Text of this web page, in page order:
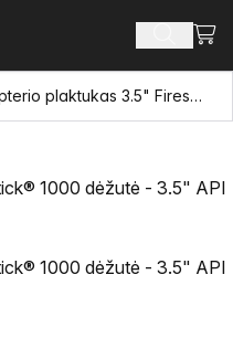
Ieškoti
Adapterio plaktukas 3.5" Firestick® 1000 dėžutė - 3.5" API Reg Box 8T